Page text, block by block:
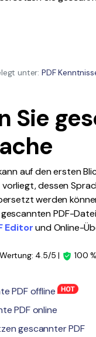
Alle Produkte
unter: PDF
Sie
auf den ersten
dessen
werden
gescannten PDF-
Editorund Online-
4.5/5 | 100
PDF offline
PDF online
gescannter PDF